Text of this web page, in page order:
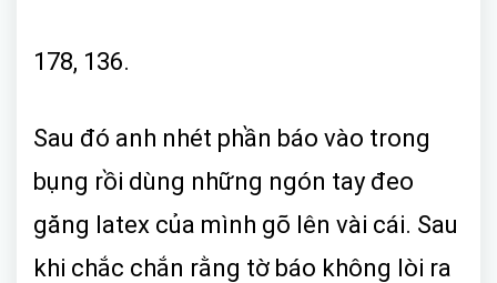
178, 136.
Sau đó anh nhét phần báo vào trong
bụng rồi dùng những ngón tay đeo
găng latex của mình gõ lên vài cái. Sau
khi chắc chắn rằng tờ báo không lòi ra